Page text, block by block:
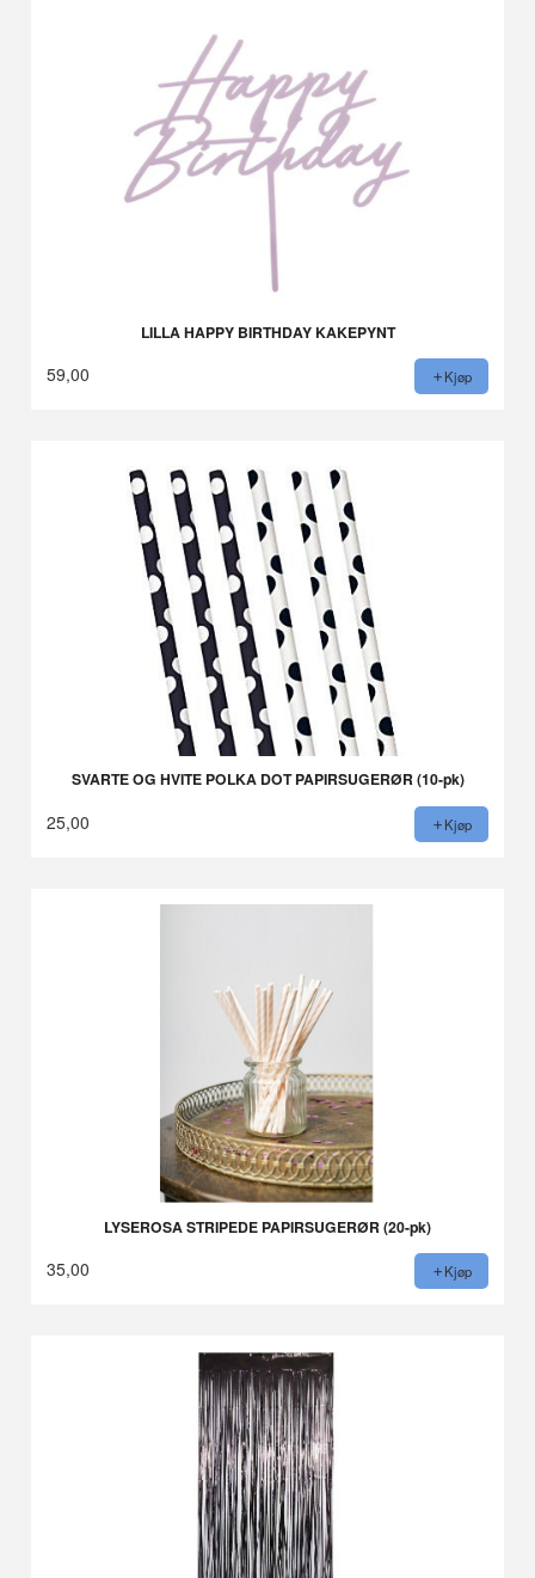
LILLA HAPPY BIRTHDAY KAKEPYNT
59,00 Kjøp
SVARTE OG HVITE POLKA DOT PAPIRSUGERØR (10-pk)
25,00 Kjøp
LYSEROSA STRIPEDE PAPIRSUGERØR (20-pk)
35,00 Kjøp